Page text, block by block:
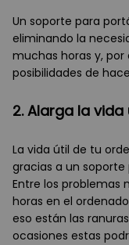
Un soporte para
eliminando la
muchas horas y,
posibilidades de
2. Alarga la
La vida útil de tu
gracias a un
Entre los problemas
horas en el
eso están las
ocasiones estas